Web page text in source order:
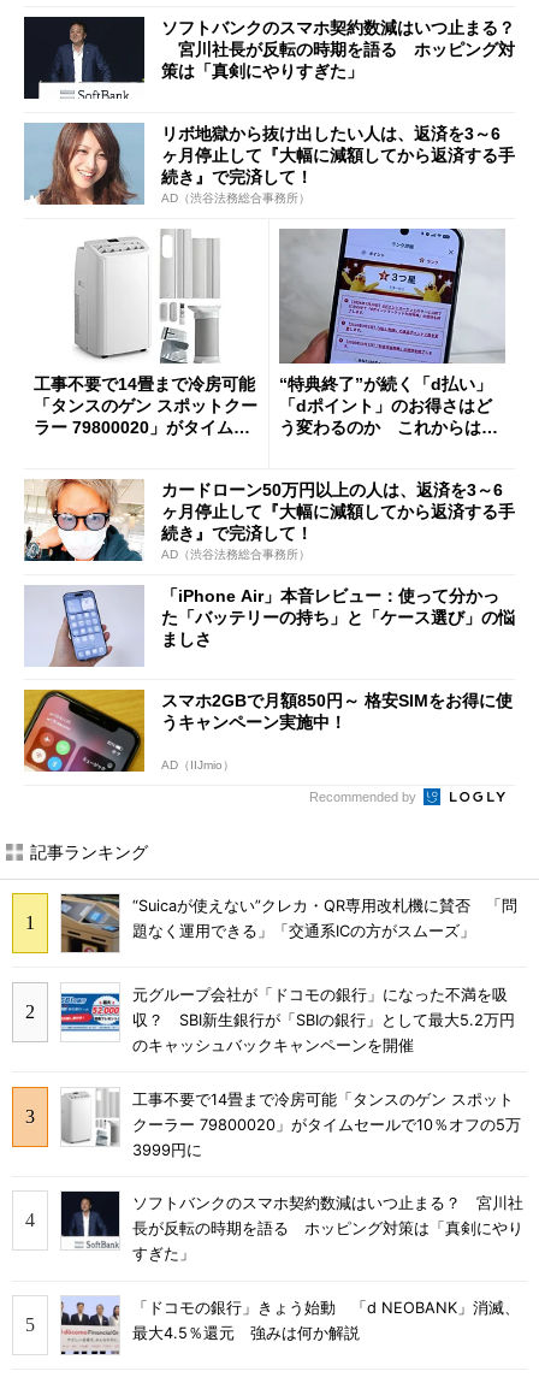
ソフトバンクのスマホ契約数減はいつ止まる？
宮川社長が反転の時期を語る ホッピング対
策は「真剣にやりすぎた」
リボ地獄から抜け出したい人は、返済を3～6
ヶ月停止して『大幅に減額してから返済する手
続き』で完済して！
AD（渋谷法務総合事務所）
工事不要で14畳まで冷房可能
「タンスのゲン スポットクー
ラー 79800020」がタイムセ
“特典終了”が続く「d払い」
「dポイント」のお得さはど
う変わるのか これからは
カードローン50万円以上の人は、返済を3～6
ヶ月停止して『大幅に減額してから返済する手
続き』で完済して！
AD（渋谷法務総合事務所）
「iPhone Air」本音レビュー：使って分かっ
た「バッテリーの持ち」と「ケース選び」の悩
ましさ
スマホ2GBで月額850円～ 格安SIMをお得に使
うキャンペーン実施中！
AD（IIJmio）
Recommended by
記事ランキング
“Suicaが使えない”クレカ・QR専用改札機に賛否 「問
題なく運用できる」「交通系ICの方がスムーズ」
元グループ会社が「ドコモの銀行」になった不満を吸
収？ SBI新生銀行が「SBIの銀行」として最大5.2万円
のキャッシュバックキャンペーンを開催
工事不要で14畳まで冷房可能「タンスのゲン スポット
クーラー 79800020」がタイムセールで10％オフの5万
3999円に
ソフトバンクのスマホ契約数減はいつ止まる？ 宮川社
長が反転の時期を語る ホッピング対策は「真剣にやり
すぎた」
「ドコモの銀行」きょう始動 「d NEOBANK」消滅、
最大4.5％還元 強みは何か解説